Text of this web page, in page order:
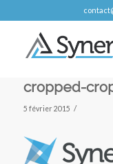
cropped-
5 février 2015 /